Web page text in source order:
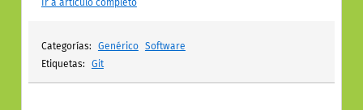
Ir a artículo completo
Categorías: Genérico Software
Etiquetas:
Git